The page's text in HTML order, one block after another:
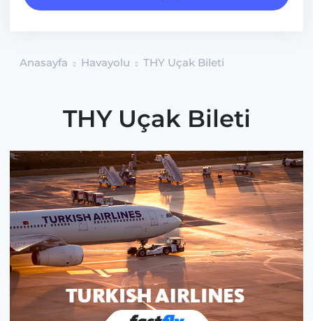
Anasayfa Havayolu THY Uçak Bileti
THY Uçak Bileti